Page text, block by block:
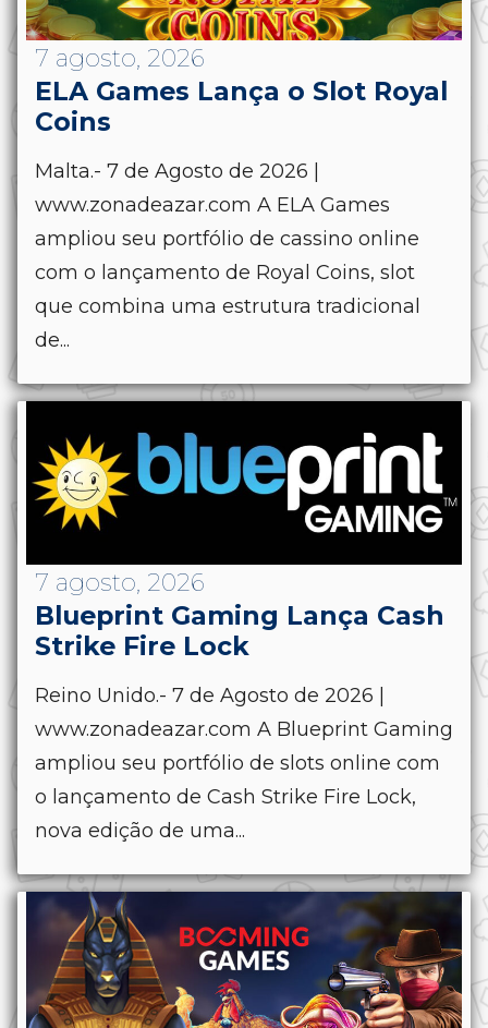
7 agosto, 2026
ELA Games Lança o Slot Royal
Coins
Malta.- 7 de Agosto de 2026 |
www.zonadeazar.com A ELA Games
ampliou seu portfólio de cassino online
com o lançamento de Royal Coins, slot
que combina uma estrutura tradicional
de...
7 agosto, 2026
Blueprint Gaming Lança Cash
Strike Fire Lock
Reino Unido.- 7 de Agosto de 2026 |
www.zonadeazar.com A Blueprint Gaming
ampliou seu portfólio de slots online com
o lançamento de Cash Strike Fire Lock,
nova edição de uma...